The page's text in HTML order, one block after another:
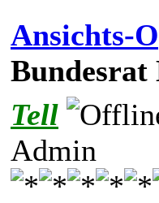
Ansichts-
Bundesrat
Tell
Admin